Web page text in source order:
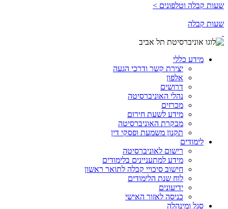
שעות קבלה וטלפונים >
שעות קבלה
מידע כללי
יצירת קשר ודרכי הגעה
אלפון
דרושים
נהלי האוניברסיטה
מכרזים
מידע לשעת חירום
מבקרת האוניברסיטה
תקנון משמעת ופסקי דין
לימודים
רישום לאוניברסיטה
מידע למתעניינים בלימודים
חישוב סיכויי קבלה לתואר ראשון
לוח שנת הלימודים
ידיעונים
כניסה לאזור האישי
סגל ומינהלה